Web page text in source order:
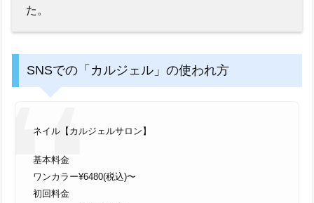
た。
SNSでの「カルジェル」の使われ方
ネイル【カルジェルサロン】
基本料金
ワンカラー¥6480(税込)〜
初回料金